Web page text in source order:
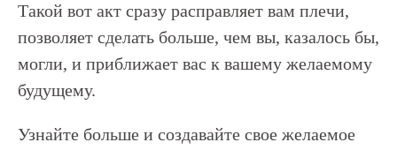
Такой вот акт сразу расправляет вам плечи,
позволяет сделать больше, чем вы, казалось бы,
могли, и приближает вас к вашему желаемому
будущему.
Узнайте больше и создавайте свое желаемое